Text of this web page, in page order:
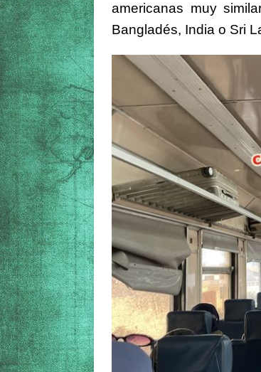
americanas muy
Bangladés, India o Sri